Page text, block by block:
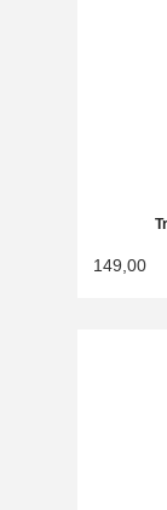
149,00